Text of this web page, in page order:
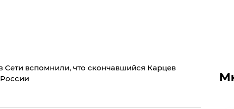
Сети вспомнили, что скончавшийся Карцев